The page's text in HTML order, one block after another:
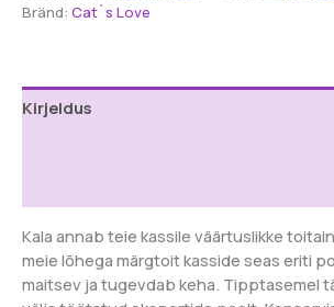
85
Bränd: Cat`s Love
Kirjeldus
Kala annab teie kassile väärtuslikke
meie lõhega märgtoit kasside seas eriti
maitsev ja tugevdab keha. Tipptasemel